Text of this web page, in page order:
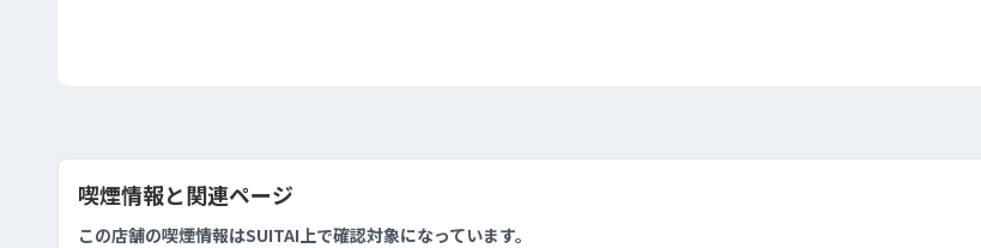
喫煙情報と関連ページ
この店舗の喫煙情報はSUITAI上で確認対象になっています。